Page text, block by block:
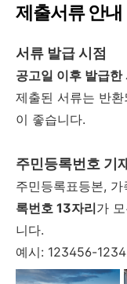
제출서류 안내
서류 발급 시점
공고일 이후 발급한
제출된 서류는 반
이 좋습니다.
주민등록번호 기
주민등록표등본,
록번호 13자리가
니다.
예시: 123456-